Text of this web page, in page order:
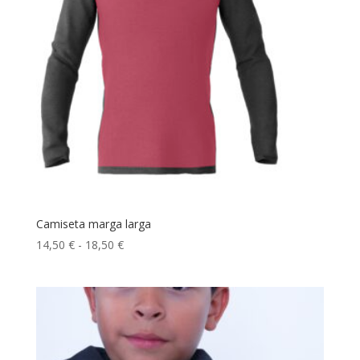
Camiseta marga larga
14,50 € - 18,50 €Rango
desde
14,50 €
hasta
18,50 €